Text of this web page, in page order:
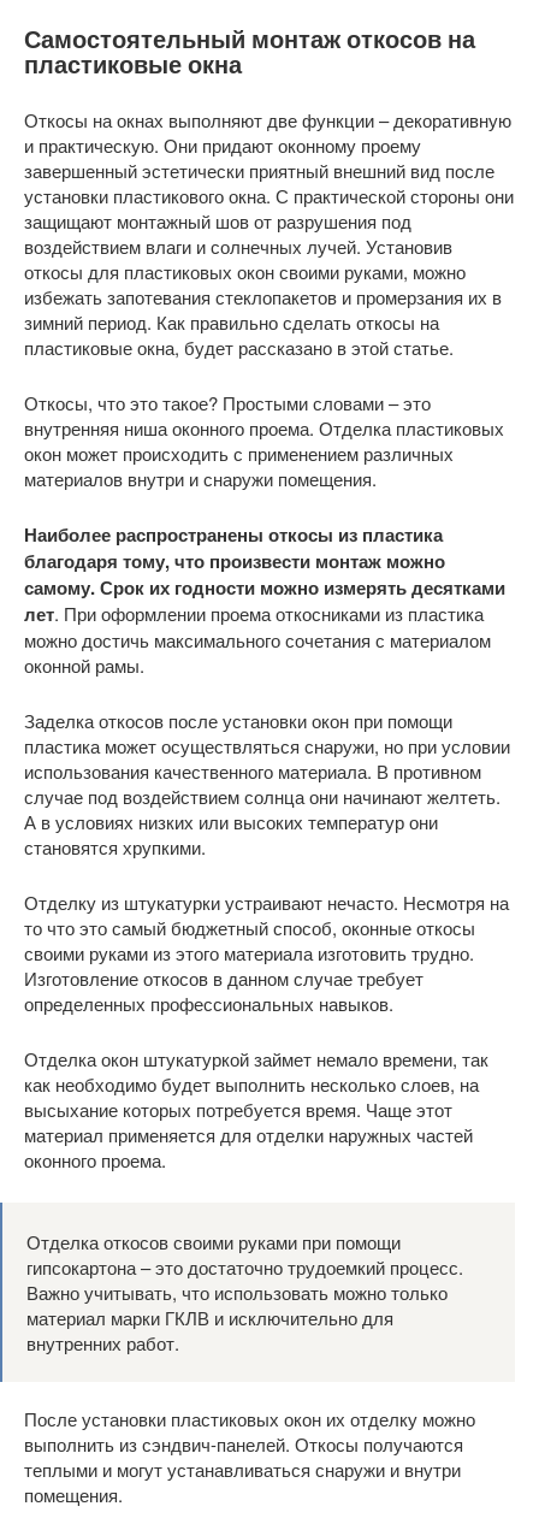
Самостоятельный монтаж откосов на
пластиковые окна
Откосы на окнах выполняют две функции – декоративную
и практическую. Они придают оконному проему
завершенный эстетически приятный внешний вид после
установки пластикового окна. С практической стороны они
защищают монтажный шов от разрушения под
воздействием влаги и солнечных лучей. Установив
откосы для пластиковых окон своими руками, можно
избежать запотевания стеклопакетов и промерзания их в
зимний период. Как правильно сделать откосы на
пластиковые окна, будет рассказано в этой статье.
Откосы, что это такое? Простыми словами – это
внутренняя ниша оконного проема. Отделка пластиковых
окон может происходить с применением различных
материалов внутри и снаружи помещения.
Наиболее распространены откосы из пластика
благодаря тому, что произвести монтаж можно
самому. Срок их годности можно измерять десятками
лет. При оформлении проема откосниками из пластика
можно достичь максимального сочетания с материалом
оконной рамы.
Заделка откосов после установки окон при помощи
пластика может осуществляться снаружи, но при условии
использования качественного материала. В противном
случае под воздействием солнца они начинают желтеть.
А в условиях низких или высоких температур они
становятся хрупкими.
Отделку из штукатурки устраивают нечасто. Несмотря на
то что это самый бюджетный способ, оконные откосы
своими руками из этого материала изготовить трудно.
Изготовление откосов в данном случае требует
определенных профессиональных навыков.
Отделка окон штукатуркой займет немало времени, так
как необходимо будет выполнить несколько слоев, на
высыхание которых потребуется время. Чаще этот
материал применяется для отделки наружных частей
оконного проема.
Отделка откосов своими руками при помощи
гипсокартона – это достаточно трудоемкий процесс.
Важно учитывать, что использовать можно только
материал марки ГКЛВ и исключительно для
внутренних работ.
После установки пластиковых окон их отделку можно
выполнить из сэндвич-панелей. Откосы получаются
теплыми и могут устанавливаться снаружи и внутри
помещения.